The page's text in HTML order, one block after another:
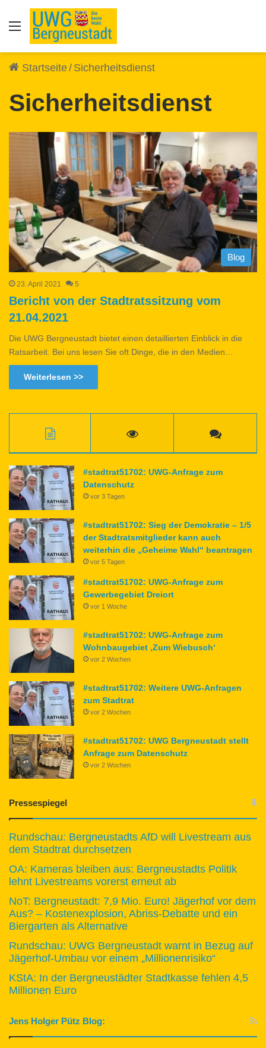
Auswahl
Startseite/ Sicherheitsdienst
Sicherheitsdienst
Blog
23. April 2021 5
Bericht von der Stadtratssitzung vom
21.04.2021
Die UWG Bergneustadt bietet einen detaillierten Einblick in die
Ratsarbeit. Bei uns lesen Sie oft Dinge, die in den Medien…
Weiterlesen >>
#stadtrat51702: UWG-Anfrage zum
Datenschutz
vor 3 Tagen
#stadtrat51702: Sieg der Demokratie – 1/5
der Stadtratsmitglieder kann auch
weiterhin die „Geheime Wahl“ beantragen
vor 5 Tagen
#stadtrat51702: UWG-Anfrage zum
Gewerbegebiet Dreiort
vor 1 Woche
#stadtrat51702: UWG-Anfrage zum
Wohnbaugebiet ‚Zum Wiebusch‘
vor 2 Wochen
#stadtrat51702: Weitere UWG-Anfragen
zum Stadtrat
vor 2 Wochen
#stadtrat51702: UWG Bergneustadt stellt
Anfrage zum Datenschutz
vor 2 Wochen
Pressespiegel
Rundschau: Bergneustadts AfD will Livestream aus
dem Stadtrat durchsetzen
OA: Kameras bleiben aus: Bergneustadts Politik
lehnt Livestreams vorerst erneut ab
NoT: Bergneustadt: 7,9 Mio. Euro! Jägerhof vor dem
Aus? – Kostenexplosion, Abriss-Debatte und ein
Biergarten als Alternative
Rundschau: UWG Bergneustadt warnt in Bezug auf
Jägerhof-Umbau vor einem „Millionenrisiko“
KStA: In der Bergneustädter Stadtkasse fehlen 4,5
Millionen Euro
Jens Holger Pütz Blog: